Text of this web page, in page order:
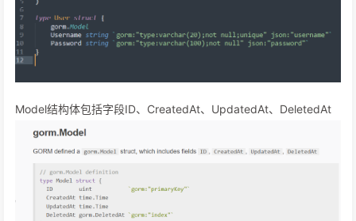
Model结构体包括字段ID、CreatedAt、UpdatedAt、DeletedAt